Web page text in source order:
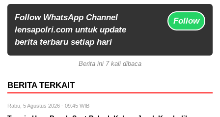
Follow WhatsApp Channel
lensapolri.com untuk update
berita terbaru setiap hari
Follow
Berita ini 7 kali dibaca
BERITA TERKAIT
Rabu, 5 Agustus 2026 - 09:45 WIB